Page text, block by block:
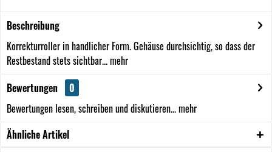
Beschreibung
Korrekturroller in handlicher Form. Gehäuse durchsichtig, so dass der
Restbestand stets sichtbar...mehr
Bewertungen
0
Bewertungen lesen, schreiben und diskutieren...mehr
Ähnliche Artikel